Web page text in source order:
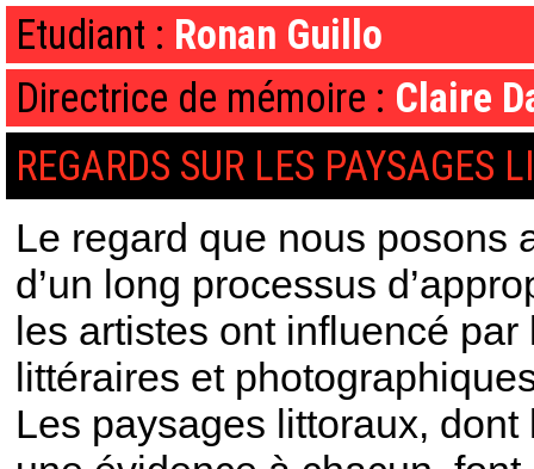
Etudiant : Ronan Guillo
Directrice de mémoire : Claire
REGARDS SUR LES PAYSAGES
Le regard que nous posons
d’un long processus
les artistes ont influencé
littéraires et
Les paysages littoraux,